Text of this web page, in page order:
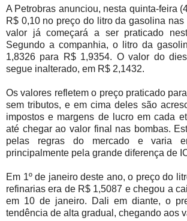
A Petrobras anunciou, nesta quinta-feira
R$ 0,10 no preço do litro da gasolina nas
valor já começará a ser praticado
Segundo a companhia, o litro da
1,8326 para R$ 1,9354. O valor do
segue inalterado, em R$ 2,1432.
Os valores refletem o preço praticado
sem tributos, e em cima deles são
impostos e margens de lucro em cada
até chegar ao valor final nas bombas.
pelas regras do mercado e varia
principalmente pela grande diferença de
Em 1º de janeiro deste ano, o preço do
refinarias era de R$ 1,5087 e chegou a
em 10 de janeiro. Dali em diante, o
tendência de alta gradual, chegando aos